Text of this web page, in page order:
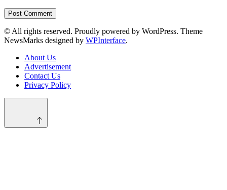
© All rights reserved. Proudly powered by WordPress. Theme
NewsMarks designed by WPInterface.
About Us
Advertisement
Contact Us
Privacy Policy